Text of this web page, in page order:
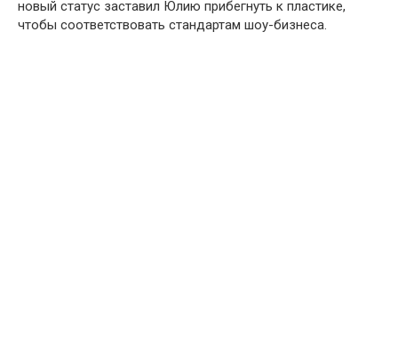
новый статус заставил Юлию прибегнуть к пластике,
чтобы соответствовать стандартам шоу-бизнеса.